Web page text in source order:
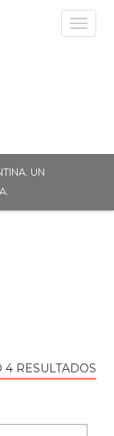
UN
4 RESULTADOS